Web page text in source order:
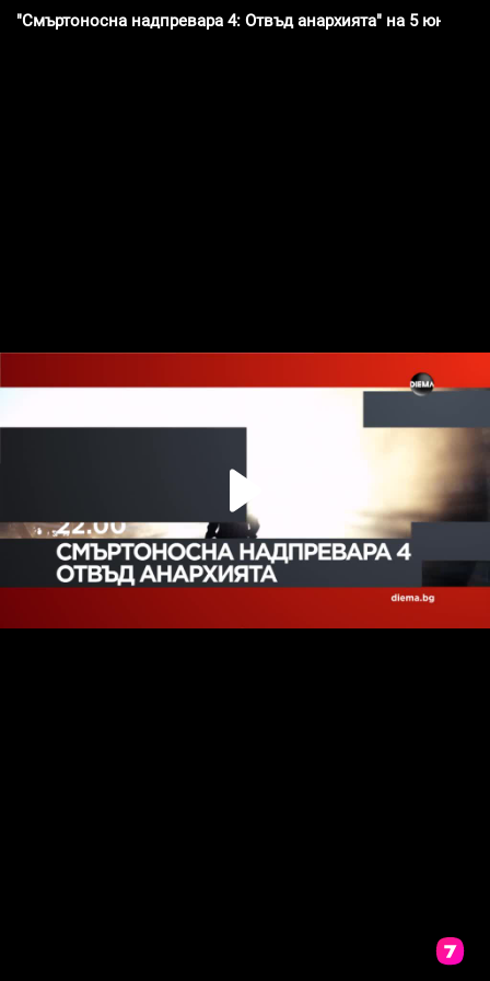
"Смъртоносна надпревара 4: Отвъд анархията" на 5 юни,